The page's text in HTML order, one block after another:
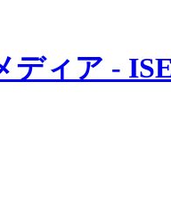
ィア -